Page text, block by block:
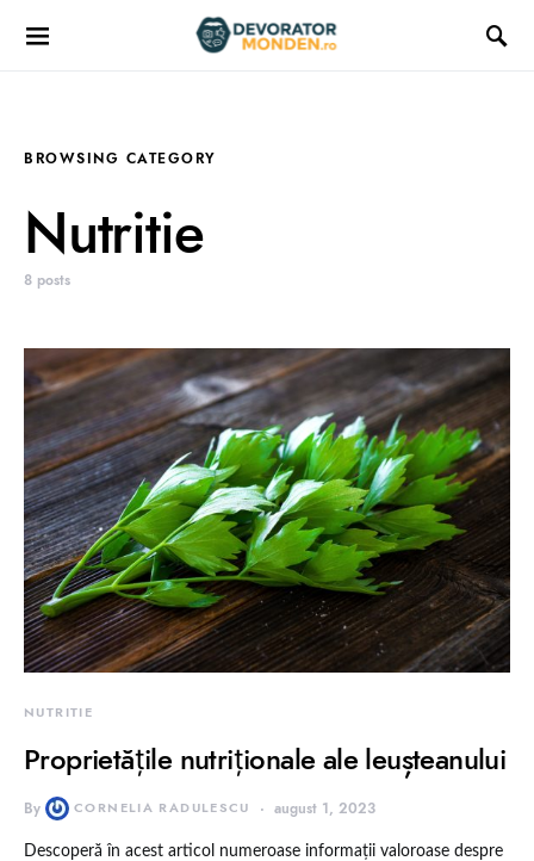
BROWSING CATEGORY
Nutritie
8 posts
NUTRITIE
Proprietățile nutriționale ale leușteanului
By CORNELIA RADULESCU august 1, 2023
Descoperă în acest articol numeroase informații valoroase despre